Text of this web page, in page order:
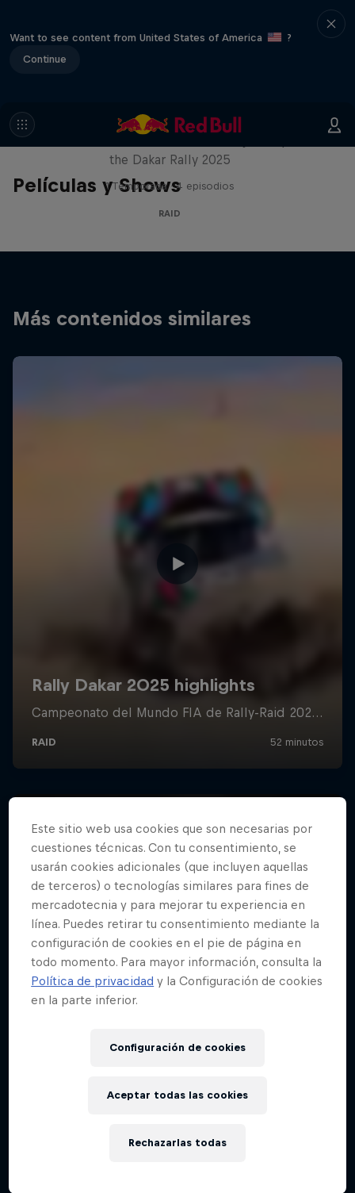
Want to see content from United States of America
?
Continue
Películas y Shows
Journey to Dakar
the Dakar Rally 2025
1 Temporada · 4 episodios
RAID
Más contenidos similares
Este sitio web usa cookies que son necesarias por
cuestiones técnicas. Con tu consentimiento, se
usarán cookies adicionales (que incluyen aquellas
de terceros) o tecnologías similares para fines de
mercadotecnia y para mejorar tu experiencia en
línea. Puedes retirar tu consentimiento mediante la
configuración de cookies en el pie de página en
todo momento. Para mayor información, consulta la
Política de privacidad y la Configuración de cookies
en la parte inferior.
Configuración de cookies
Rechazarlas todas
Aceptar todas las cookies